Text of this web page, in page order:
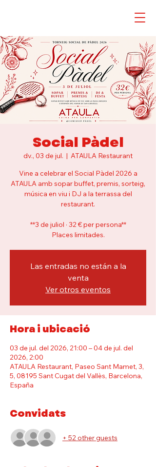
Social Pàdel
dv., 03 de jul.
  |
ATAULA Restaurant
Vine a celebrar el Social Pàdel 2026 a
ATAULA amb sopar buffet, premis, sorteig,
música en viu i DJ a la terrassa del
restaurant.
**3 de juliol · 32 € per persona**
Places limitades.
Las entradas no están a la
venta
Ver otros eventos
Hora i ubicació
03 de jul. del 2026, 21:00 – 04 de jul. del
2026, 2:00
ATAULA Restaurant, Paseo Sant Mamet, 3,
5, 08195 Sant Cugat del Vallès, Barcelona,
España
Convidats
+ 52 other guests